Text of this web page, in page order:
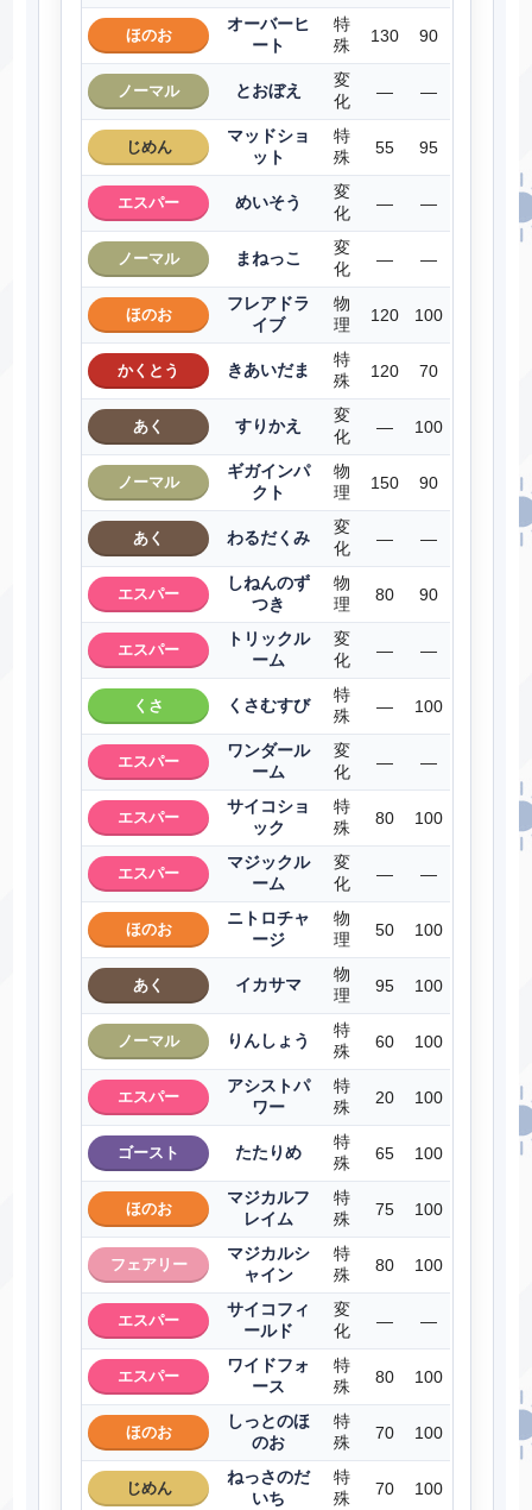
ほのお
オーバーヒ
ート
特
殊
130 90
ノーマル とおぼえ
変
化
― ―
じめん
マッドショ
ット
特
殊
55 95
エスパー めいそう
変
化
― ―
ノーマル まねっこ
変
化
― ―
ほのお
フレアドラ
イブ
物
理
120 100
かくとう きあいだま
特
殊
120 70
あく すりかえ
変
化
― 100
ノーマル
ギガインパ
クト
物
理
150 90
あく わるだくみ
変
化
― ―
エスパー
しねんのず
つき
物
理
80 90
エスパー
トリックル
ーム
変
化
― ―
くさ くさむすび
特
殊
― 100
エスパー
ワンダール
ーム
変
化
― ―
エスパー
サイコショ
ック
特
殊
80 100
エスパー
マジックル
ーム
変
化
― ―
ほのお
ニトロチャ
ージ
物
理
50 100
あく イカサマ
物
理
95 100
ノーマル りんしょう
特
殊
60 100
エスパー
アシストパ
ワー
特
殊
20 100
ゴースト たたりめ
特
殊
65 100
ほのお
マジカルフ
レイム
特
殊
75 100
フェアリー
マジカルシ
ャイン
特
殊
80 100
エスパー
サイコフィ
ールド
変
化
― ―
エスパー
ワイドフォ
ース
特
殊
80 100
ほのお
しっとのほ
のお
特
殊
70 100
じめん
ねっさのだ
いち
特
殊
70 100